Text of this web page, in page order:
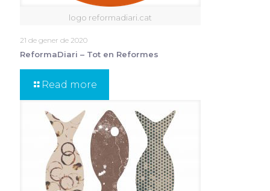
logo reformadiari.cat
21 de gener de 2020
ReformaDiari – Tot en Reformes
Read more